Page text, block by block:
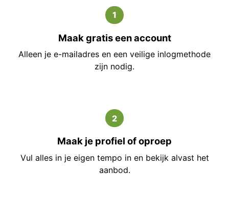
1
Maak gratis een account
Alleen je e-mailadres en een veilige inlogmethode
zijn nodig.
2
Maak je profiel of oproep
Vul alles in je eigen tempo in en bekijk alvast het
aanbod.